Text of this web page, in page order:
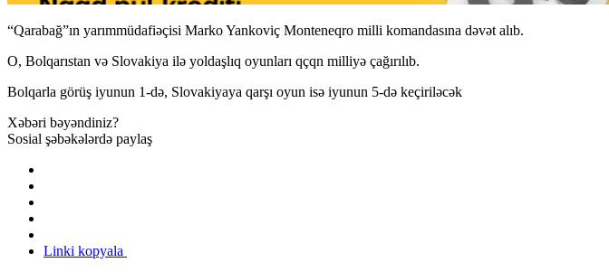
“Qarabağ”ın yarımmüdafiəçisi Marko Yankoviç Monteneqro milli komandasına dəvət alıb.
O, Bolqarıstan və Slovakiya ilə yoldaşlıq oyunları qçqn milliyə çağırılıb.
Bolqarla görüş iyunun 1-də, Slovakiyaya qarşı oyun isə iyunun 5-də keçiriləcək
Xəbəri bəyəndiniz?
Sosial şəbəkələrdə paylaş
Linki kopyala